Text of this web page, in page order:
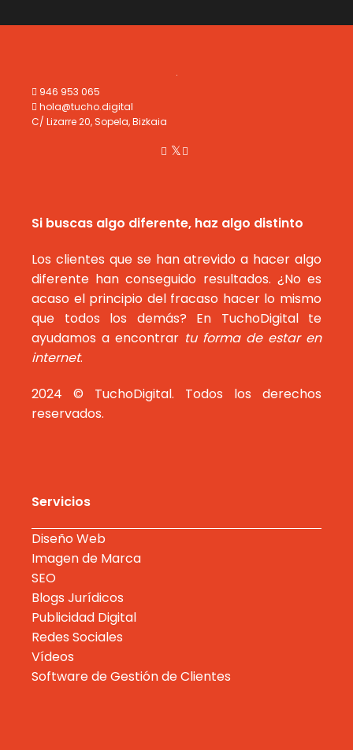
946 953 065
hola@tucho.digital
C/ Lizarre 20, Sopela, Bizkaia
Si buscas algo diferente, haz algo distinto
Los clientes que se han atrevido a hacer algo
diferente han conseguido resultados. ¿No es
acaso el principio del fracaso hacer lo mismo
que todos los demás? En TuchoDigital te
ayudamos a encontrar tu forma de estar en
internet.
2024 © TuchoDigital. Todos los derechos
reservados.
Servicios
Diseño Web
Imagen de Marca
SEO
Blogs Jurídicos
Publicidad Digital
Redes Sociales
Vídeos
Software de Gestión de Clientes